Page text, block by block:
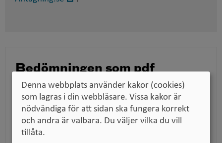
Bedömningen som pdf
Ladda ner bedömningen för att till exempel kunna
skicka den till en arbetsgivare när du söker jobb,
tillsammans med dina utbildningsdokument.
Denna webbplats använder kakor (cookies)
som lagras i din webbläsare. Vissa kakor är
nödvändiga för att sidan ska fungera korrekt
och andra är valbara. Du väljer vilka du vill
tillåta.